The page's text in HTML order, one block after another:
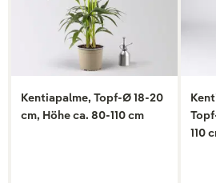
Kentiapalme, Topf-Ø 18-20
cm, Höhe ca. 80-110 cm
110